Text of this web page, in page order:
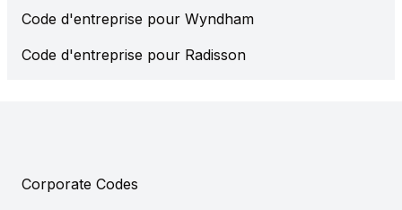
Code d'entreprise pour Wyndham
Code d'entreprise pour Radisson
Corporate Codes